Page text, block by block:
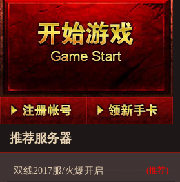
推荐服务器
双线2017服/火爆开启 (推荐)